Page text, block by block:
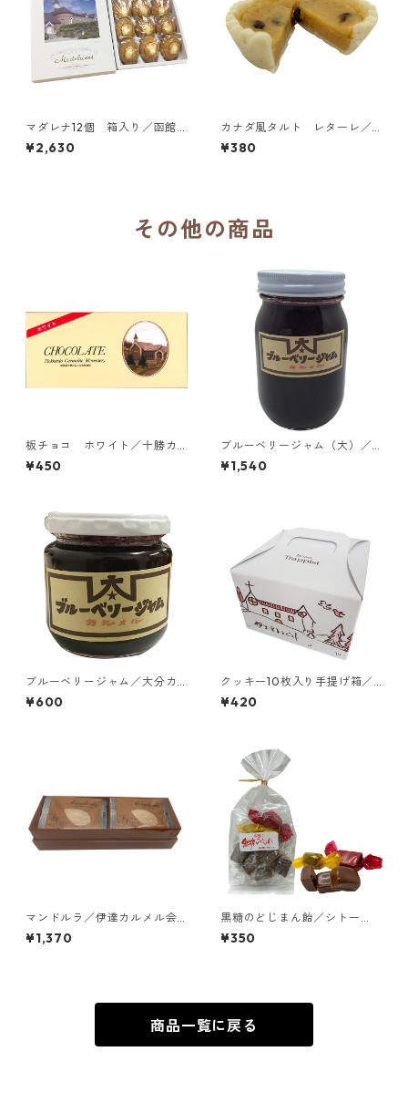
マダレナ12個 箱入り／函館
トラピスチヌ修道院 天使園
¥2,630
カナダ風タルト レターレ／
聖血礼拝修道会 聖ヨゼフ修
道院
¥380
その他の商品
板チョコ ホワイト／十勝カ
ルメル会修道院
¥450
ブルーベリージャム（大）／
大分カルメル会修道院
¥1,540
ブルーベリージャム／大分カ
ルメル会修道院
¥600
クッキー10枚入り手提げ箱／
伊万里トラピスチヌ修道院
¥420
マンドルラ／伊達カルメル会
修道院
¥1,370
黒糖のどじまん飴／シトー
会 安心院（あじむ）トラピ
スチヌ修道院
¥350
商品一覧に戻る